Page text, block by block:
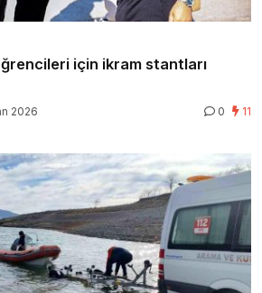
için ikram stantları
2026 0 11